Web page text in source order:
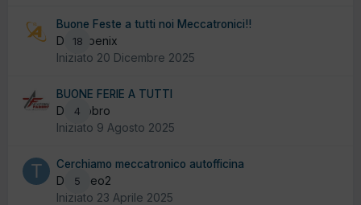
18
Buone Feste a tutti noi Meccatronici!!
Da Phoenix
Iniziato 20 Dicembre 2025
4
BUONE FERIE A TUTTI
Da fabbro
Iniziato 9 Agosto 2025
5
Cerchiamo meccatronico autofficina
Da Tiseo2
Iniziato 23 Aprile 2025